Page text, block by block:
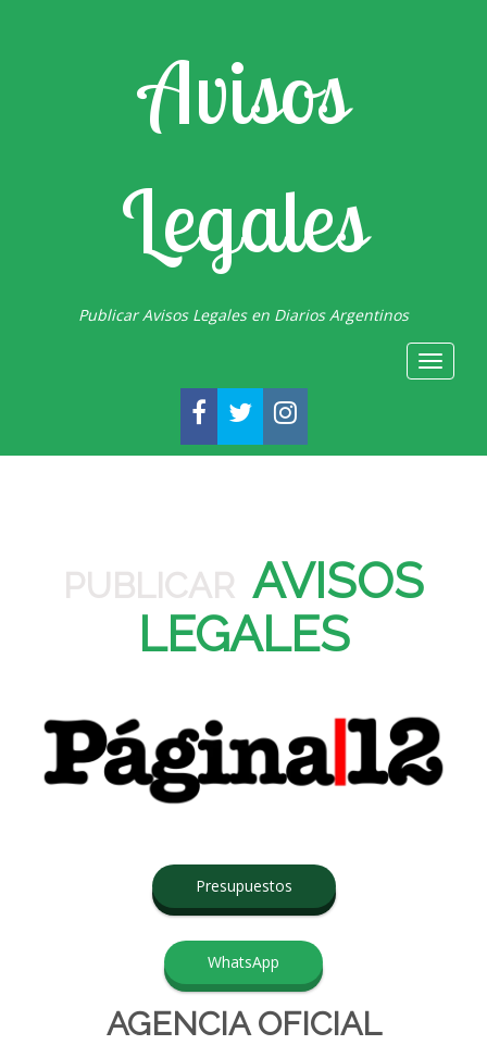
Avisos
Legales
Publicar Avisos Legales en Diarios Argentinos
Toggle
FACEBOOKTWITTERINSTAGRAM
PUBLICAR AVISOS
LEGALES
Presupuestos
WhatsApp
AGENCIA OFICIAL